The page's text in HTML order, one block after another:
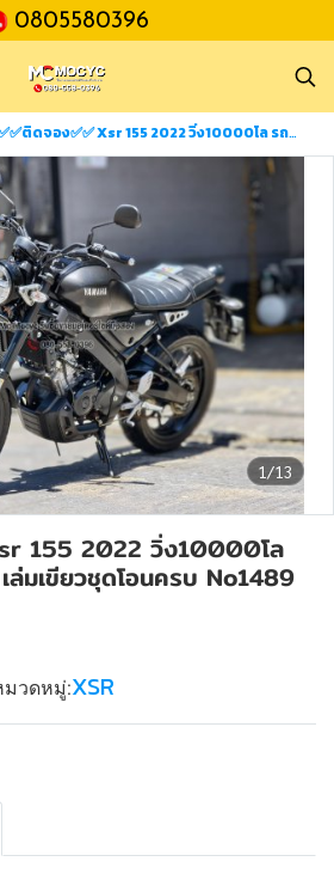
0805580396
ติดจอง✅✅ Xsr 155 2022 วิ่ง10000โล รถบ้านแท้มือเดียว เล่มเขียวชุดโอนครบ No1489
1/13
155 2022 วิ่ง10000โล
ล่มเขียวชุดโอนครบ No1489
มวดหมู่:XSR